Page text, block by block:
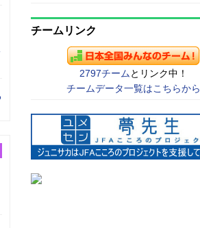
チームリンク
2797チーム とリンク中！
チームデータ一覧はこちらから